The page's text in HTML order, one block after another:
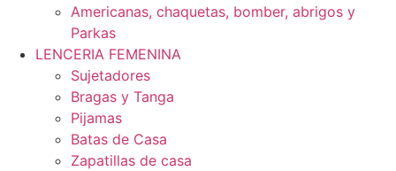
Americanas, chaquetas, bomber, abrigos y
Parkas
LENCERIA FEMENINA
Sujetadores
Bragas y Tanga
Pijamas
Batas de Casa
Zapatillas de casa